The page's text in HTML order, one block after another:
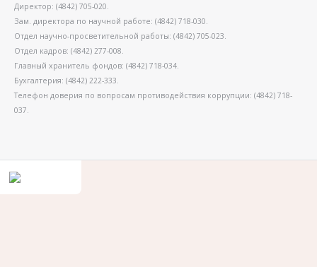
Директор: (4842) 705-020.
Зам. директора по научной работе: (4842) 718-030.
Отдел научно-просветительной работы: (4842) 705-023.
Отдел кадров: (4842) 277-008.
Главный хранитель фондов: (4842) 718-034.
Бухгалтерия: (4842) 222-333.
Телефон доверия по вопросам противодействия коррупции: (4842) 718-
037.